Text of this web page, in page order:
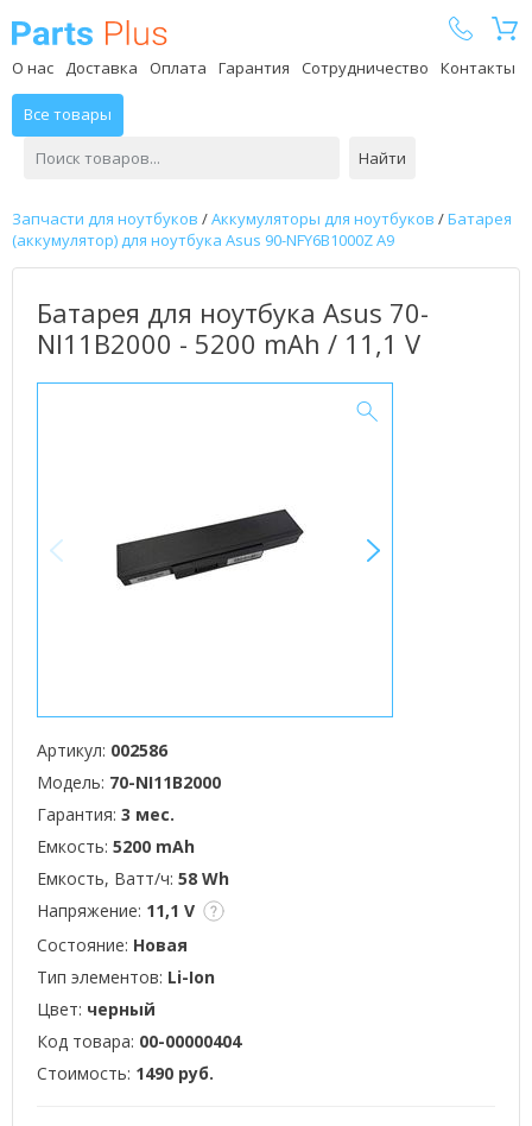
О нас Доставка Оплата Гарантия Сотрудничество Контакты
Все товары
Найти
Запчасти для ноутбуков /Аккумуляторы для ноутбуков /Батарея
(аккумулятор) для ноутбука Asus 90-NFY6B1000Z A9
Батарея для ноутбука Asus 70-
NI11B2000 - 5200 mAh / 11,1 V
Артикул: 002586
Модель: 70-NI11B2000
Гарантия: 3 мес.
Емкость: 5200 mAh
Емкость, Ватт/ч: 58 Wh
Напряжение: 11,1 V
Состояние: Новая
Тип элементов: Li-Ion
Цвет: черный
Код товара: 00-00000404
Стоимость: 1490 руб.